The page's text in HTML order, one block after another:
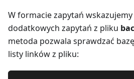
W formacie zapytań
dodatkowych zapytań z pliku
metoda pozwala sprawdzać
listy linków z pliku: